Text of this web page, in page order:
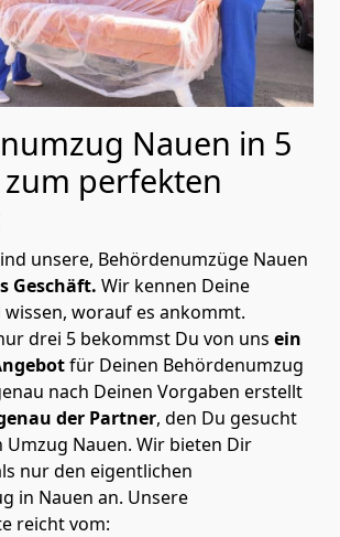
Nauen in 5
perfekten
unsere, Behördenumzüge Nauen
Geschäft. Wir kennen Deine
worauf es ankommt.
drei 5 bekommst Du von uns ein
für Deinen Behördenumzug
nach Deinen Vorgaben erstellt
der Partner, den Du gesucht
Umzug Nauen. Wir bieten Dir
nur den eigentlichen
in Nauen an. Unsere
reicht vom: